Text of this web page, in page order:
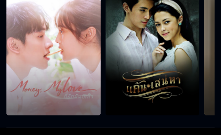
ใครเป็นใครกันแน่ครับเนี่ย